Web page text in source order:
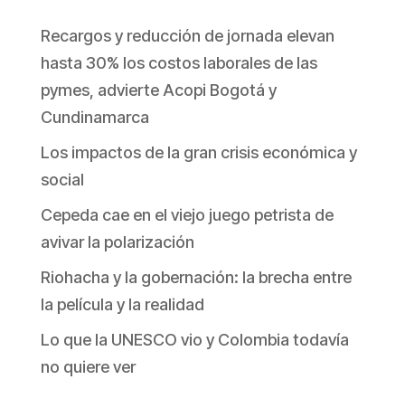
Recargos y reducción de jornada elevan
hasta 30% los costos laborales de las
pymes, advierte Acopi Bogotá y
Cundinamarca
Los impactos de la gran crisis económica y
social
Cepeda cae en el viejo juego petrista de
avivar la polarización
Riohacha y la gobernación: la brecha entre
la película y la realidad
Lo que la UNESCO vio y Colombia todavía
no quiere ver